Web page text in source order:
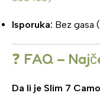
Isporuka: Bez gasa
❓ FAQ –
Da li je Slim 7